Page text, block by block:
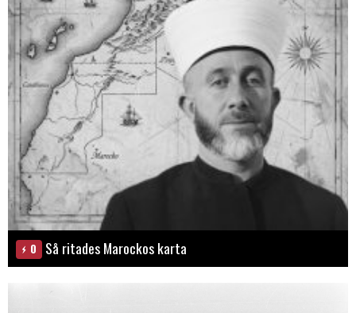
0 Så ritades Marockos karta